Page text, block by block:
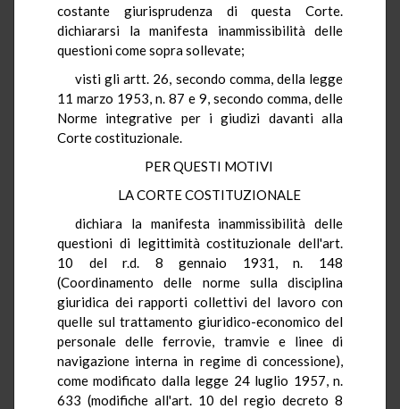
costante giurisprudenza di questa Corte.
dichiararsi la manifesta inammissibilità delle
questioni come sopra sollevate;
visti gli artt. 26, secondo comma, della legge
11 marzo 1953, n. 87 e 9, secondo comma, delle
Norme integrative per i giudizi davanti alla
Corte costituzionale.
PER QUESTI MOTIVI
LA CORTE COSTITUZIONALE
dichiara la manifesta inammissibilità delle
questioni di legittimità costituzionale dell'art.
10 del r.d. 8 gennaio 1931, n. 148
(Coordinamento delle norme sulla disciplina
giuridica dei rapporti collettivi del lavoro con
quelle sul trattamento giuridico-economico del
personale delle ferrovie, tramvie e linee di
navigazione interna in regime di concessione),
come modificato dalla legge 24 luglio 1957, n.
633 (modifiche all'art. 10 del regio decreto 8